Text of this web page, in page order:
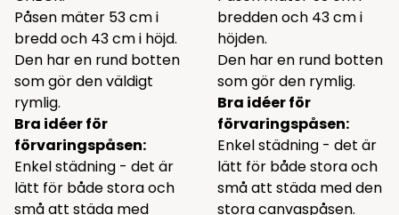
Påsen mäter 53 cm i
bredd och 43 cm i höjd.
Den har en rund botten
som gör den väldigt
rymlig.
Bra idéer för
förvaringspåsen:
Enkel städning - det är
lätt för både stora och
små att städa med
bredden och 43 cm i
höjden.
Den har en rund botten
som gör den rymlig.
Bra idéer för
förvaringspåsen:
Enkel städning - det är
lätt för både stora och
små att städa med den
stora canvaspåsen.